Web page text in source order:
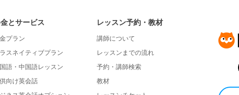
とサービス
プラン
スネイティブプラン
語・中国語レッスン
向け英会話
レッスン予約・教材
講師について
レッスンまでの流れ
予約・講師検索
教材